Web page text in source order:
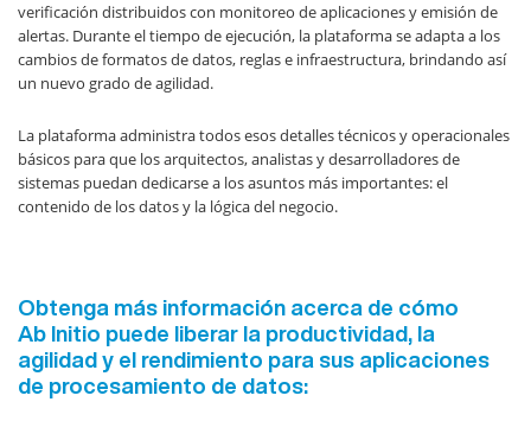
verificación distribuidos con monitoreo de aplicaciones y emisión de
alertas. Durante el tiempo de ejecución, la plataforma se adapta a los
cambios de formatos de datos, reglas e infraestructura, brindando así
un nuevo grado de agilidad.
La plataforma administra todos esos detalles técnicos y operacionales
básicos para que los arquitectos, analistas y desarrolladores de
sistemas puedan dedicarse a los asuntos más importantes: el
contenido de los datos y la lógica del negocio.
Obtenga más información acerca de cómo
Ab Initio puede liberar la productividad, la
agilidad y el rendimiento para sus aplicaciones
de procesamiento de datos: